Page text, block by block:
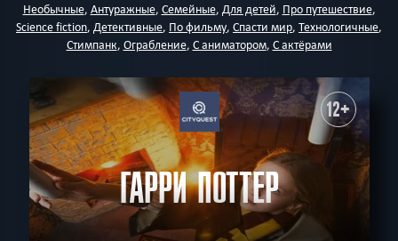
Необычные, Антуражные, Семейные, Для детей, Про путешествие,
Science fiction, Детективные, По фильму, Спасти мир, Технологичные,
Стимпанк, Ограбление, С аниматором, С актёрами
12+
ГАРРИ ПОТТЕР